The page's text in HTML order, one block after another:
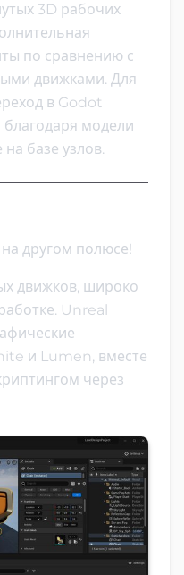
3D рабочих
по сравнению с
движками. Для
в Godot
модели
на базе узлов.
другом полюсе!
движков, широко
Unreal
и Lumen, вместе
через